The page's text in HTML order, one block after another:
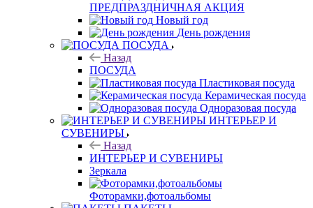
ПРЕДПРАЗДНИЧНАЯ АКЦИЯ
Новый год
День рождения
ПОСУДА
Назад
ПОСУДА
Пластиковая посуда
Керамическая посуда
Одноразовая посуда
ИНТЕРЬЕР И
СУВЕНИРЫ
Назад
ИНТЕРЬЕР И СУВЕНИРЫ
Зеркала
Фоторамки,фотоальбомы